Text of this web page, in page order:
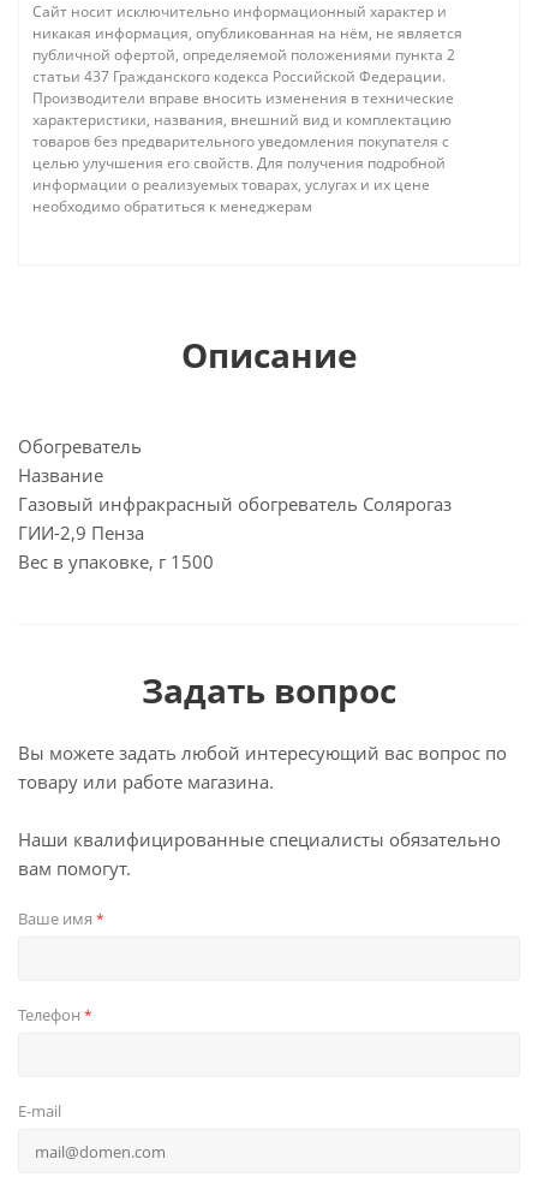
Сайт носит исключительно информационный характер и
никакая информация, опубликованная на нём, не является
публичной офертой, определяемой положениями пункта 2
статьи 437 Гражданского кодекса Российской Федерации.
Производители вправе вносить изменения в технические
характеристики, названия, внешний вид и комплектацию
товаров без предварительного уведомления покупателя с
целью улучшения его свойств. Для получения подробной
информации о реализуемых товарах, услугах и их цене
необходимо обратиться к менеджерам
Описание
Обогреватель
Название
Газовый инфракрасный обогреватель Солярогаз
ГИИ-2,9 Пенза
Вес в упаковке, г 1500
Задать вопрос
Вы можете задать любой интересующий вас вопрос по
товару или работе магазина.
Наши квалифицированные специалисты обязательно
вам помогут.
Ваше имя *
Телефон *
E-mail